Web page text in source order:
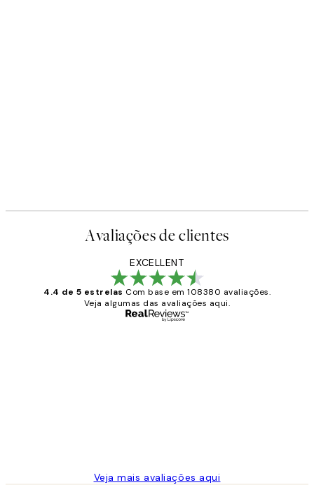
Avaliações de clientes
EXCELLENT
4.4 de 5 estrelas Com base em 108380 avaliações.
Veja algumas das avaliações aqui.
Veja mais avaliações aqui